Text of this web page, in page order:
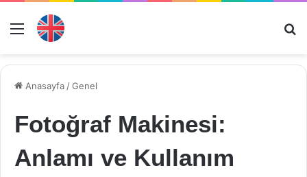
Menü
Anasayfa /Genel
Fotoğraf Makinesi:
Anlamı ve Kullanım